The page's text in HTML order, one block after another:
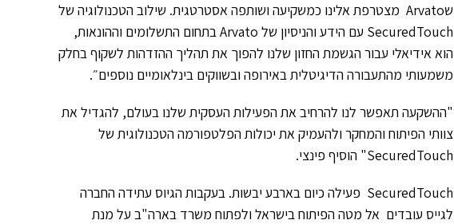
שArvato מצטרפת אלינו כמשקיעה ושותפה אסטרטגית. שילוב הטכנולוגיה של
SecuredTouch עם הידע והניסיון של Arvato בתחום התשלומים וההונאות,
הוא אידיאלי עבור הגשמת החזון שלנו להפוך את תהליך ההזדהות לשקוף בחלק
משמעותי מהתעבורה הדיגיטלית באירופה ובשווקים בינלאומיים נוספים״.
"ההשקעה תאפשר לנו להרחיב את הפעילות העסקית שלנו בעולם, להגדיל את
צוותי הפיתוח והמחקר ולהעמיק את יכולות הפלטפורמה הטכנולוגית של
SecuredTouch" הוסיף פינצי.
SecuredTouch פעילה כיום בארבע יבשות. בעקבות הגיוס עתידה החברה
לגייס עובדים אל מטה הפיתוח בישראל ולפתוח משרד בארה"ב על מנת